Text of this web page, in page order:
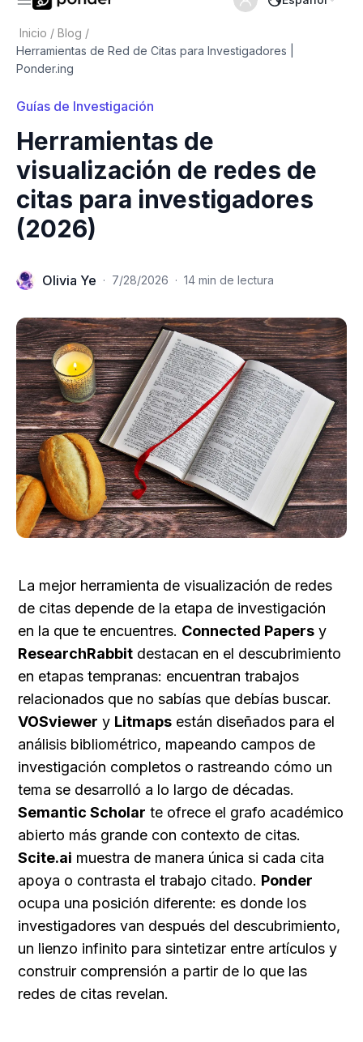
Inicio / Blog /
Herramientas de Red de Citas para Investigadores |
Ponder.ing
Guías de Investigación
Herramientas de
visualización de redes de
citas para investigadores
(2026)
Olivia Ye · 7/28/2026 · 14 min de lectura
La mejor herramienta de visualización de redes
de citas depende de la etapa de investigación
en la que te encuentres. Connected Papers
ResearchRabbit destacan en el descubrimiento
en etapas tempranas: encuentran trabajos
VOSviewer y Litmaps están diseñados para el
análisis bibliométrico, mapeando campos de
investigación completos o rastreando cómo un
Semantic Scholar te ofrece el grafo académico
Scite.ai muestra de manera única si cada cita
apoya o contrasta el trabajo citado. Ponder
ocupa una posición diferente: es donde los
investigadores van después del descubrimiento,
un lienzo infinito para sintetizar entre artículos y
construir comprensión a partir de lo que las
redes de citas revelan.